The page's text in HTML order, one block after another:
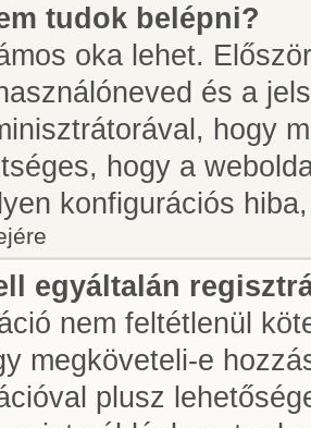
tudok belépni?
oka lehet.
és a
hogy
hogy a
konfigurációs
egyáltalán
nem feltétlenül
megköveteli-e
plusz